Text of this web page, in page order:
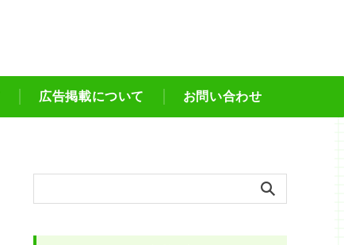
広告掲載について お問い合わせ